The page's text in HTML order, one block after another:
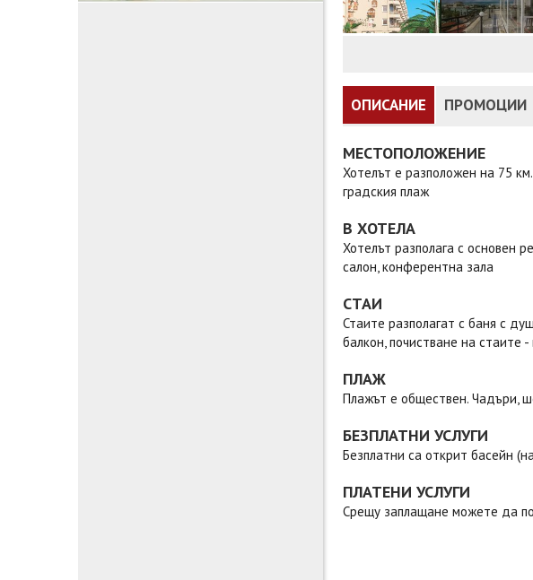
ОПИСАНИЕ ПРОМОЦИИ
МЕСТОПОЛОЖЕНИЕ
Хотелът е разположен на 75
градския плаж
В ХОТЕЛА
Хотелът разполага с основен
салон, конферентна зала
СТАИ
Стаите разполагат с баня с
балкон, почистване на стаите
ПЛАЖ
Плажът е обществен. Чадъри,
БЕЗПЛАТНИ УСЛУГИ
Безплатни са открит басейн
ПЛАТЕНИ УСЛУГИ
Срещу заплащане можете да